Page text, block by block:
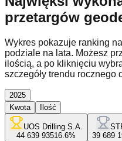
przetargów
Wykres pokazuje ranking
podziale na lata. Możesz
ilością, a po kliknięciu
szczegóły trendu rocznego
2025
Kwota
Ilość
UOS Drilling S.A.
44 639 93516.6%
39 689